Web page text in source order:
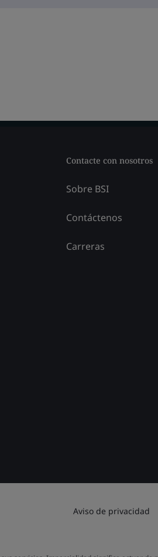
Contacte con nosotros
Sobre BSI
Contáctenos
Carreras
Aviso de privacidad